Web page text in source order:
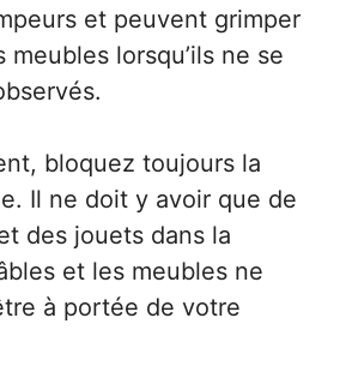
et peuvent grimper
meubles lorsqu’ils ne se
bloquez toujours la
Il ne doit y avoir que de
des jouets dans la
et les meubles ne
à portée de votre